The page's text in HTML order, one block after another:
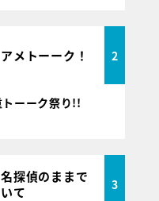
アメトーーク！ 2
ーーク祭り!!
名探偵のままで
いて
3